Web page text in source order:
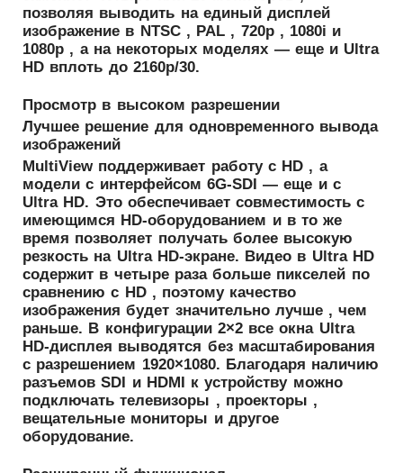
позволяя выводить на единый дисплей
изображение в NTSC , PAL , 720p , 1080i и
1080p , а на некоторых моделях — еще и Ultra
HD вплоть до 2160p/30.
Просмотр в высоком разрешении
Лучшее решение для одновременного вывода
изображений
MultiView поддерживает работу с HD , а
модели с интерфейсом 6G-SDI — еще и с
Ultra HD. Это обеспечивает совместимость с
имеющимся HD-оборудованием и в то же
время позволяет получать более высокую
резкость на Ultra HD-экране. Видео в Ultra HD
содержит в четыре раза больше пикселей по
сравнению с HD , поэтому качество
изображения будет значительно лучше , чем
раньше. В конфигурации 2×2 все окна Ultra
HD-дисплея выводятся без масштабирования
с разрешением 1920×1080. Благодаря наличию
разъемов SDI и HDMI к устройству можно
подключать телевизоры , проекторы ,
вещательные мониторы и другое
оборудование.